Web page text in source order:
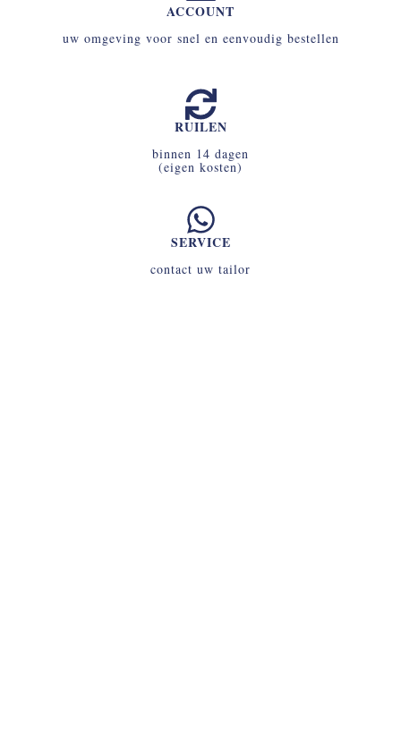
ACCOUNT
uw omgeving voor snel en eenvoudig bestellen
RUILEN
binnen 14 dagen
(eigen kosten)
SERVICE
contact uw tailor